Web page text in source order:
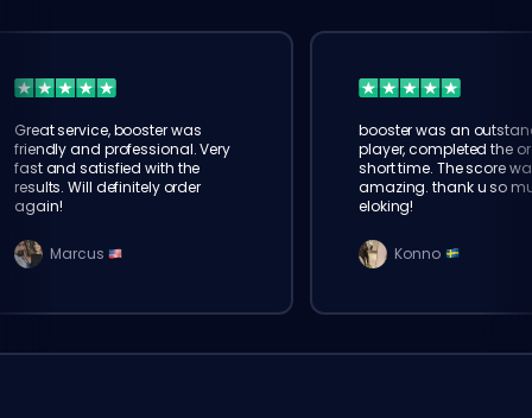
Great service, booster was
friendly and professional. Very
fast and satisfied with the
results. Will definitely order
again!
Marcus
booster was an
player, completed the
short time. The score
amazing. thank u so
eloking!
Konno